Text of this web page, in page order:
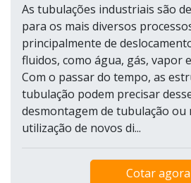
As tubulações industriais são
para os mais diversos
principalmente de
fluidos, como água, gás, vapor
Com o passar do tempo, as
tubulação podem precisar
desmontagem de tubulação ou
utilização de novos di...
Cotar agora